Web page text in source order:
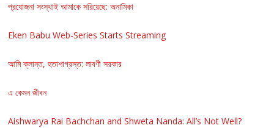
প্রযোজনা সংস্থাই আমাকে সরিয়েছে: অনামিকা
Eken Babu Web-Series Starts Streaming
আমি ক্লান্ত, হতাশাগ্রস্ত: লাবণী সরকার
এ কেমন জীবন
Aishwarya Rai Bachchan and Shweta Nanda: All’s Not Well?